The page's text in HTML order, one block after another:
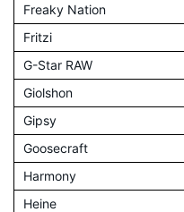
Freaky Nation
Fritzi
G-Star RAW
Giolshon
Gipsy
Goosecraft
Harmony
Heine